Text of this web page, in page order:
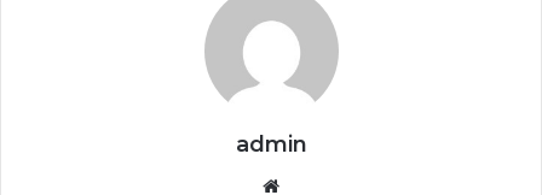
admin